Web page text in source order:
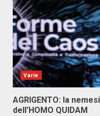
Varie
AGRIGENTO: la
dell’HOMO QUIDAM